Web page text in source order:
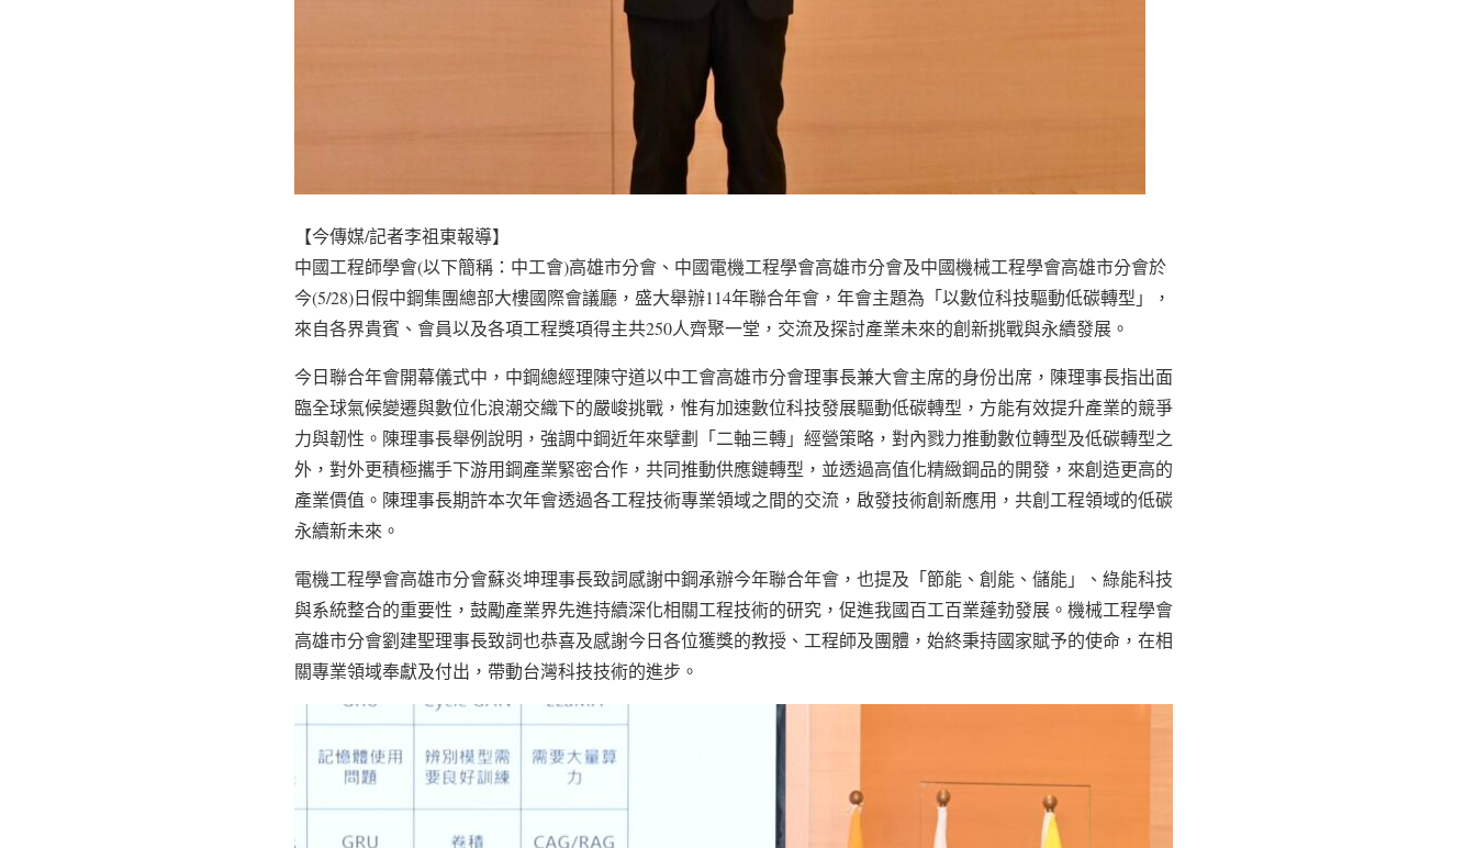
【今傳媒/記者李祖東報導】
中國工程師學會(以下簡稱：中工會)高雄市分會、中國電機工程學會高雄市分會及中國機械工程學會高雄市分會於
今(5/28)日假中鋼集團總部大樓國際會議廳，盛大舉辦114年聯合年會，年會主題為「以數位科技驅動低碳轉型」，
來自各界貴賓、會員以及各項工程獎項得主共250人齊聚一堂，交流及探討產業未來的創新挑戰與永續發展。
今日聯合年會開幕儀式中，中鋼總經理陳守道以中工會高雄市分會理事長兼大會主席的身份出席，陳理事長指出面
臨全球氣候變遷與數位化浪潮交織下的嚴峻挑戰，惟有加速數位科技發展驅動低碳轉型，方能有效提升產業的競爭
力與韌性。陳理事長舉例說明，強調中鋼近年來擘劃「二軸三轉」經營策略，對內戮力推動數位轉型及低碳轉型之
外，對外更積極攜手下游用鋼產業緊密合作，共同推動供應鏈轉型，並透過高值化精緻鋼品的開發，來創造更高的
產業價值。陳理事長期許本次年會透過各工程技術專業領域之間的交流，啟發技術創新應用，共創工程領域的低碳
永續新未來。
電機工程學會高雄市分會蘇炎坤理事長致詞感謝中鋼承辦今年聯合年會，也提及「節能、創能、儲能」、綠能科技
與系統整合的重要性，鼓勵產業界先進持續深化相關工程技術的研究，促進我國百工百業蓬勃發展。機械工程學會
高雄市分會劉建聖理事長致詞也恭喜及感謝今日各位獲獎的教授、工程師及團體，始終秉持國家賦予的使命，在相
關專業領域奉獻及付出，帶動台灣科技技術的進步。